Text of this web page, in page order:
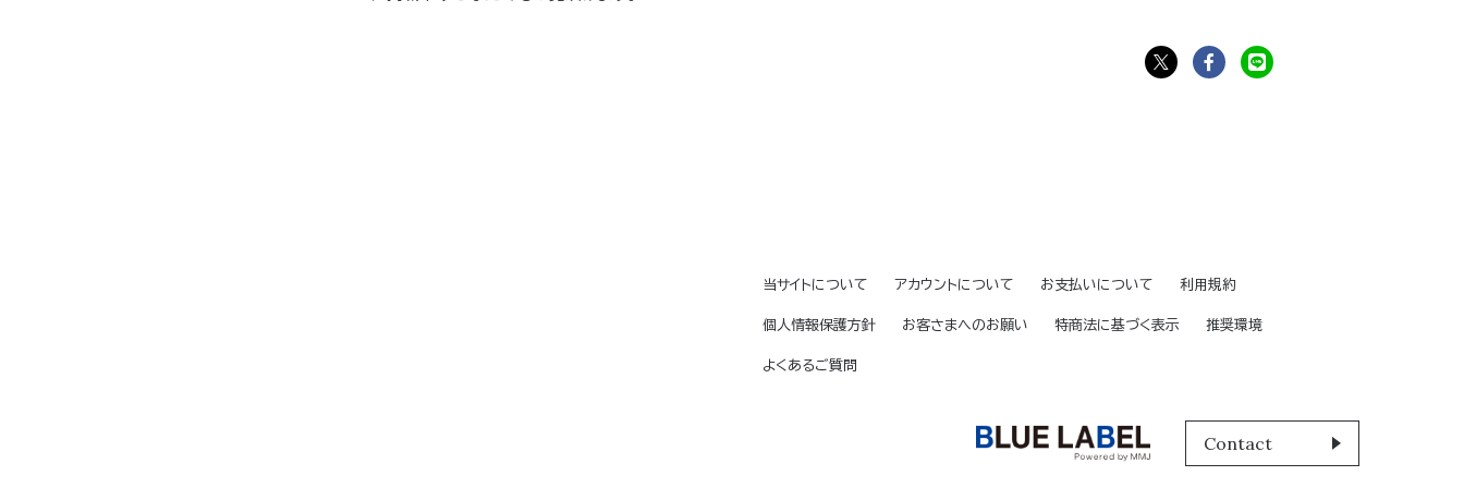
当サイトについて アカウントについて お支払いについて 利用規約
個人情報保護方針 お客さまへのお願い 特商法に基づく表示 推奨環境
よくあるご質問
Contact